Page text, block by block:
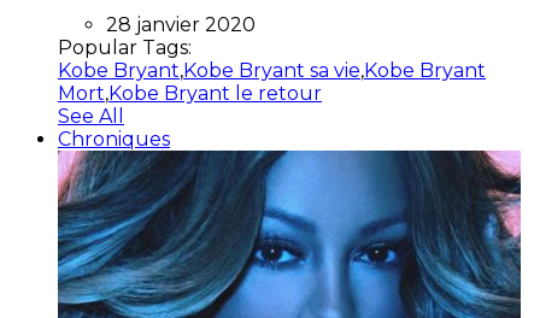
28 janvier 2020
Popular Tags:
Kobe Bryant,Kobe Bryant sa vie,Kobe Bryant
Mort,Kobe Bryant le retour
See All
Chroniques